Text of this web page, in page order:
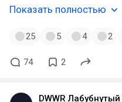
Показать полностью
25 5 4 2
74 2
DWWR Лабубнутый